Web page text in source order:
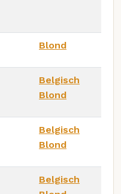
Blond
Belgisch
Blond
Belgisch
Blond
Belgisch